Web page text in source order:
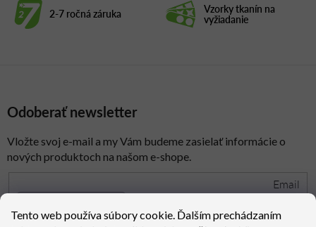
Tento web používa súbory cookie. Ďalším prechádzaním
2-7 ročná záruka Vzorky tkanín na
vyžiadanie
Odoberať newsletter
Vložte svoj e-mail a my Vám budeme zasielať informácie o
nových produktoch na našom e-shope.
Email